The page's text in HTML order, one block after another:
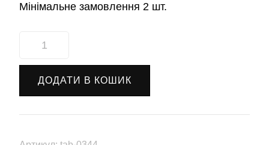
Мінімальне замовлення 2 шт.
Наліпка
0344)
ДОДАТИ В КОШИК